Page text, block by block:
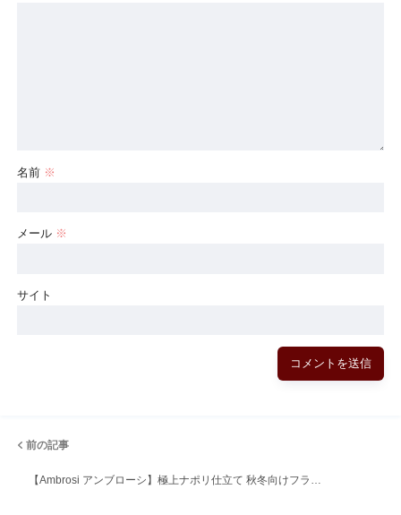
名前 ※
メール ※
サイト
前の記事
【Ambrosi アンブローシ】極上ナポリ仕立て 秋冬向けフラ…